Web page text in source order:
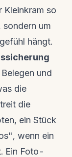
Kleinkram so
sondern um
hängt.
und
die
die
ein Stück
wenn ein
Ein Foto-